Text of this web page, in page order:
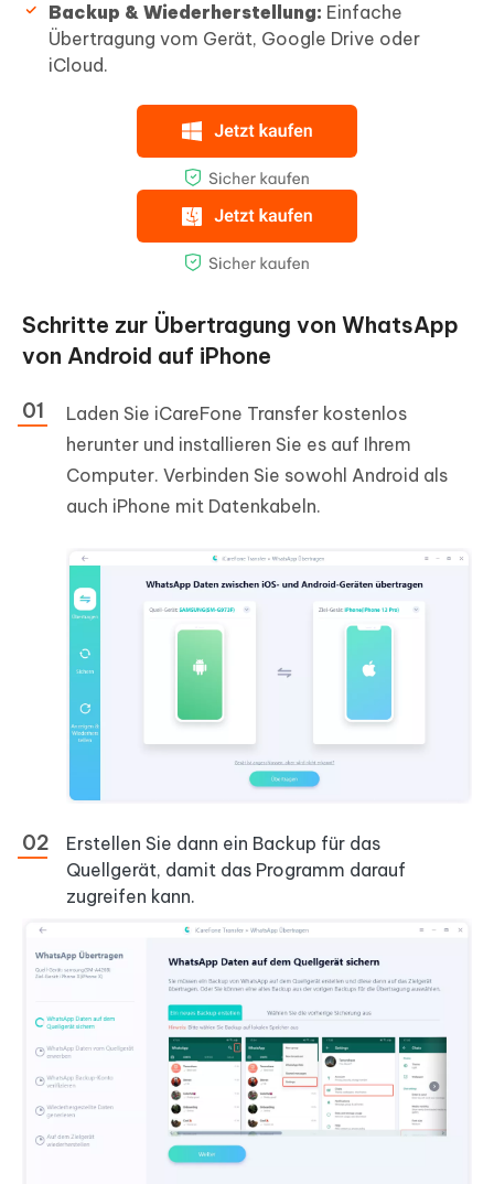
Backup & Wiederherstellung: Einfache
Übertragung vom Gerät, Google Drive oder
iCloud.
Schritte zur Übertragung von WhatsApp
von Android auf iPhone
Laden Sie iCareFone Transfer kostenlos
herunter und installieren Sie es auf Ihrem
Computer. Verbinden Sie sowohl Android als
auch iPhone mit Datenkabeln.
Erstellen Sie dann ein Backup für das
Quellgerät, damit das Programm darauf
zugreifen kann.